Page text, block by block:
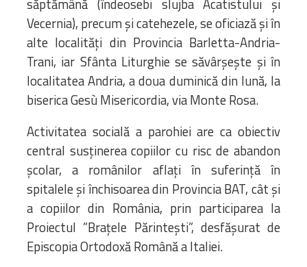
săptămână (îndeosebi slujba Acatistului şi
Vecernia), precum și catehezele, se oficiază şi în
alte localităţi din Provincia Barletta-Andria-
Trani, iar Sfânta Liturghie se săvârşeşte și în
localitatea Andria, a doua duminică din lună, la
biserica Gesù Misericordia, via Monte Rosa.
Activitatea socială a parohiei are ca obiectiv
central susținerea copiilor cu risc de abandon
școlar, a românilor aflați în suferință în
spitalele și închisoarea din Provincia BAT, cât și
a copiilor din România, prin participarea la
Proiectul ”Brațele Părintești”, desfășurat de
Episcopia Ortodoxă Română a Italiei.